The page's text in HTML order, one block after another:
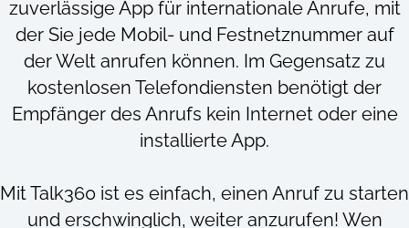
zuverlässige App für internationale Anrufe, mit
der Sie jede Mobil- und Festnetznummer auf
der Welt anrufen können. Im Gegensatz zu
kostenlosen Telefondiensten benötigt der
Empfänger des Anrufs kein Internet oder eine
installierte App.
Mit Talk360 ist es einfach, einen Anruf zu starten
und erschwinglich, weiter anzurufen! Wen